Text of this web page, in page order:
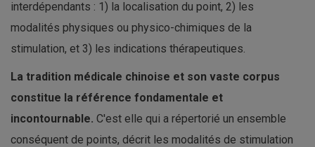
interdépendants : 1) la localisation du point, 2) les
modalités physiques ou physico-chimiques de la
stimulation, et 3) les indications thérapeutiques.
La tradition médicale chinoise et son vaste corpus
constitue la référence fondamentale et
incontournable. C'est elle qui a répertorié un ensemble
conséquent de points, décrit les modalités de stimulation